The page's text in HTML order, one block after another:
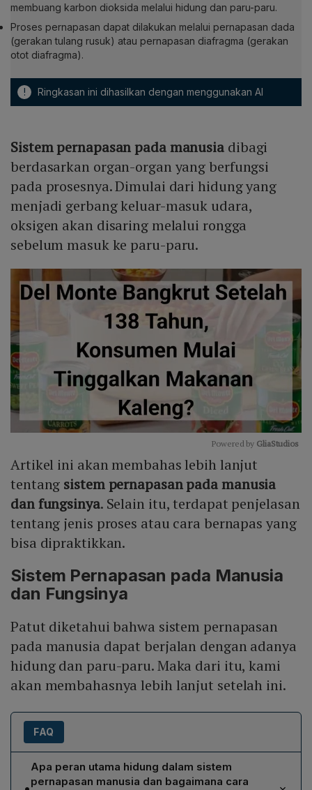
membuang karbon dioksida melalui hidung dan paru-paru.
Proses pernapasan dapat dilakukan melalui pernapasan dada
(gerakan tulang rusuk) atau pernapasan diafragma (gerakan
otot diafragma).
! Ringkasan ini dihasilkan dengan menggunakan AI
Sistem pernapasan pada manusia dibagi
berdasarkan organ-organ yang berfungsi
pada prosesnya. Dimulai dari hidung yang
menjadi gerbang keluar-masuk udara,
oksigen akan disaring melalui rongga
sebelum masuk ke paru-paru.
Mute
Powered by GliaStudios
Artikel ini akan membahas lebih lanjut
tentang sistem pernapasan pada manusia
dan fungsinya. Selain itu, terdapat penjelasan
tentang jenis proses atau cara bernapas yang
bisa dipraktikkan.
Sistem Pernapasan pada Manusia
dan Fungsinya
Patut diketahui bahwa sistem pernapasan
pada manusia dapat berjalan dengan adanya
hidung dan paru-paru. Maka dari itu, kami
akan membahasnya lebih lanjut setelah ini.
FAQ
Apa peran utama hidung dalam sistem
pernapasan manusia dan bagaimana cara